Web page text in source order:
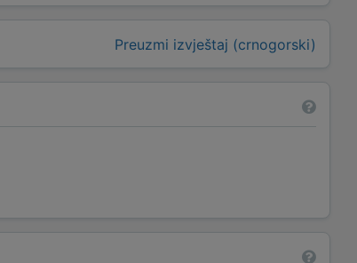
Preuzmi izvještaj (crnogorski)